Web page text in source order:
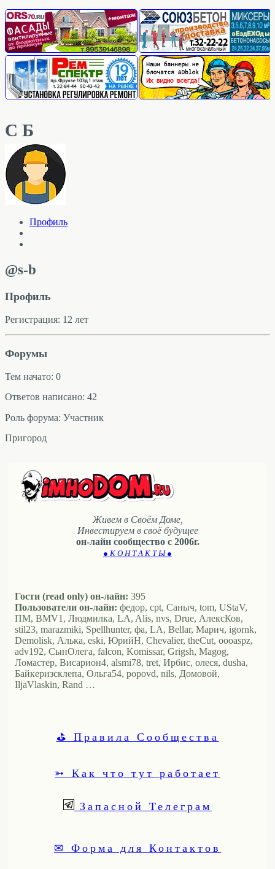
С Б
Профиль
@s-b
Профиль
Регистрация: 12 лет
Форумы
Тем начато: 0
Ответов написано: 42
Роль форума: Участник
Пригород
Живем в Своём Доме,
Инвестируем в своё будущее
он-лайн сообщество с 2006г.
● К О Н Т А К Т Ы ●
Гости (read only) он-лайн: 395
Пользователи он-лайн: федор, cpt, Саныч, tom, UStaV,
ПМ, BMV1, Людмилка, LA, Alis, nvs, Drue, АлексКов,
stil23, marazmiki, Spellhunter, фа, LA, Bellar, Марич, igornk,
Demolisk, Алька, eski, ЮрийН, Chevalier, theCut, oooaspz,
adv192, СынОлега, falcon, Komissar, Grigsh, Magog,
Ломастер, Висариoн4, alsmi78, tret, Ирбис, олеся, dusha,
Байкеризсклепа, Ольга54, popovd, nils, Домовой,
IljaVlaskin, Rand …
⛳ Правила Сообщества
➳ Как что тут работает
Запасной Телеграм
✉ Форма для Контактов